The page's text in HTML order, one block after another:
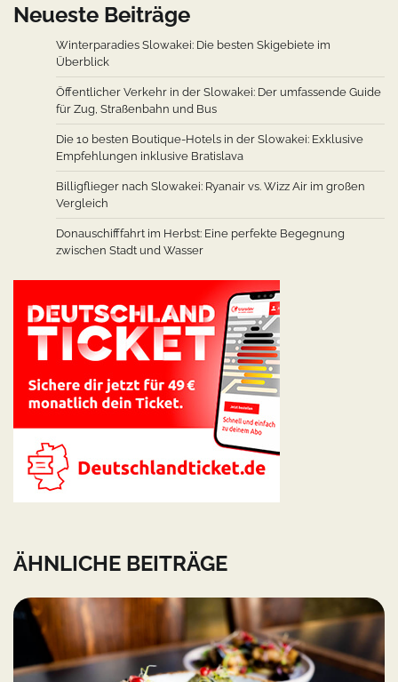
Neueste Beiträge
Winterparadies Slowakei: Die besten Skigebiete im
Überblick
Öffentlicher Verkehr in der Slowakei: Der umfassende Guide
für Zug, Straßenbahn und Bus
Die 10 besten Boutique-Hotels in der Slowakei: Exklusive
Empfehlungen inklusive Bratislava
Billigflieger nach Slowakei: Ryanair vs. Wizz Air im großen
Vergleich
Donauschifffahrt im Herbst: Eine perfekte Begegnung
zwischen Stadt und Wasser
ÄHNLICHE BEITRÄGE